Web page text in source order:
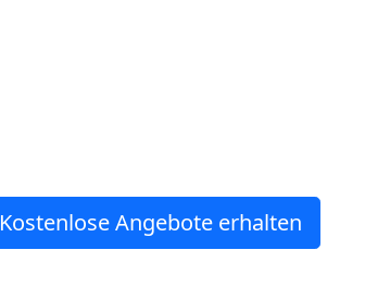
Kostenlose Angebote erhalten